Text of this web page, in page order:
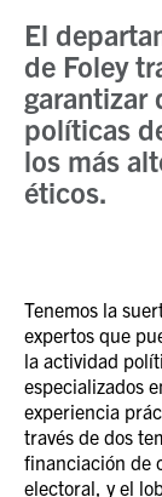
El
de Foley
garantizar
políticas
los más
éticos.
Tenemos la
expertos que
la actividad
especializados
experiencia
través de dos
financiación de
electoral, y el